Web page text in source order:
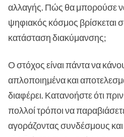
αλλαγής. Πώς θα μπορούσε
ψηφιακός κόσμος βρίσκεται
κατάσταση διακύμανσης;
Ο στόχος είναι πάντα να
απλοποιημένα και
διαφέρει. Κατανοήστε ότι
πολλοί τρόποι να
αγοράζοντας συνδέσμους και